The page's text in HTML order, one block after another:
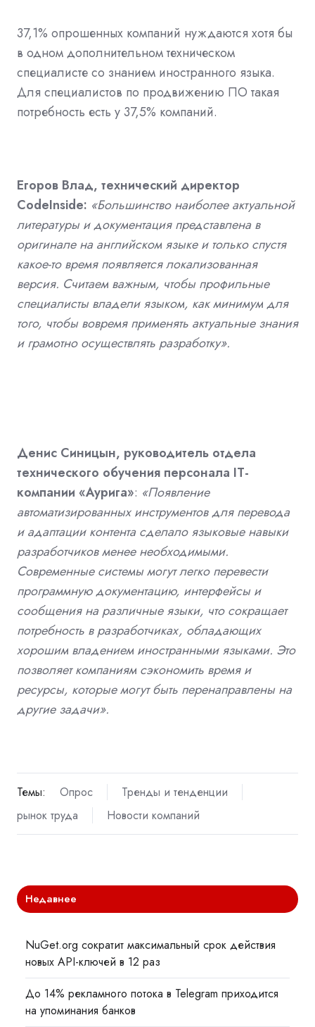
37,1% опрошенных компаний нуждаются хотя бы
в одном дополнительном техническом
специалисте со знанием иностранного языка.
Для специалистов по продвижению ПО такая
потребность есть у 37,5% компаний.
Егоров Влад, технический директор
CodeInside: «Большинство наиболее актуальной
литературы и документация представлена в
оригинале на английском языке и только спустя
какое-то время появляется локализованная
версия. Считаем важным, чтобы профильные
специалисты владели языком, как минимум для
того, чтобы вовремя применять актуальные знания
и грамотно осуществлять разработку».
Денис Синицын, руководитель отдела
технического обучения персонала IT-
компании «Аурига»: «Появление
автоматизированных инструментов для перевода
и адаптации контента сделало языковые навыки
разработчиков менее необходимыми.
Современные системы могут легко перевести
программную документацию, интерфейсы и
сообщения на различные языки, что сокращает
потребность в разработчиках, обладающих
хорошим владением иностранными языками. Это
позволяет компаниям сэкономить время и
ресурсы, которые могут быть перенаправлены на
другие задачи».
Темы: Опрос
Тренды и тенденции
рынок труда
Новости компаний
Недавнее
NuGet.org сократит максимальный срок действия
новых API-ключей в 12 раз
До 14% рекламного потока в Telegram приходится
на упоминания банков